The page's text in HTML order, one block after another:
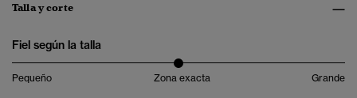
Talla y corte
Fiel según la talla
Pequeño Zona exacta Grande